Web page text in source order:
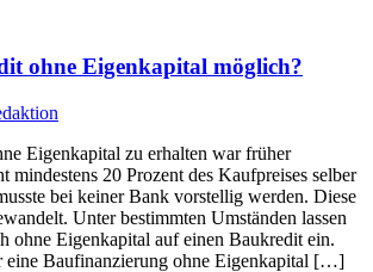
ohne Eigenkapital möglich?
Eigenkapital zu erhalten war früher
mindestens 20 Prozent des Kaufpreises selber
bei keiner Bank vorstellig werden. Diese
Unter bestimmten Umständen lassen
ohne Eigenkapital auf einen Baukredit ein.
eine Baufinanzierung ohne Eigenkapital […]